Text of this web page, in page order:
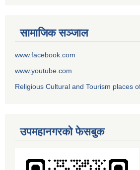
सामाजिक सञ्जाल
www.facebook.com
www.youtube.com
Religious Cultural and Tourism places
उपमहानगरको फेसबुक